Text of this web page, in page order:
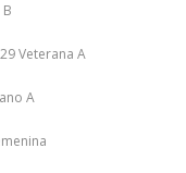
Veterana A
A